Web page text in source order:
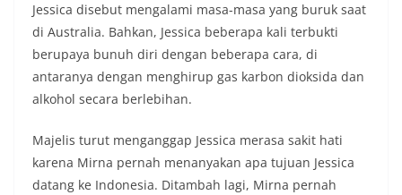
Jessica disebut mengalami masa-masa yang buruk saat
di Australia. Bahkan, Jessica beberapa kali terbukti
berupaya bunuh diri dengan beberapa cara, di
antaranya dengan menghirup gas karbon dioksida dan
alkohol secara berlebihan.
Majelis turut menganggap Jessica merasa sakit hati
karena Mirna pernah menanyakan apa tujuan Jessica
datang ke Indonesia. Ditambah lagi, Mirna pernah